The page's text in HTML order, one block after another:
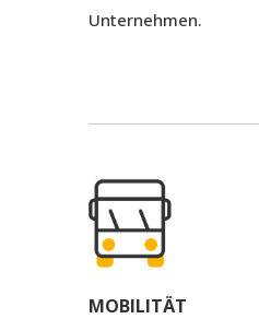
Unternehmen.
MOBILITÄT